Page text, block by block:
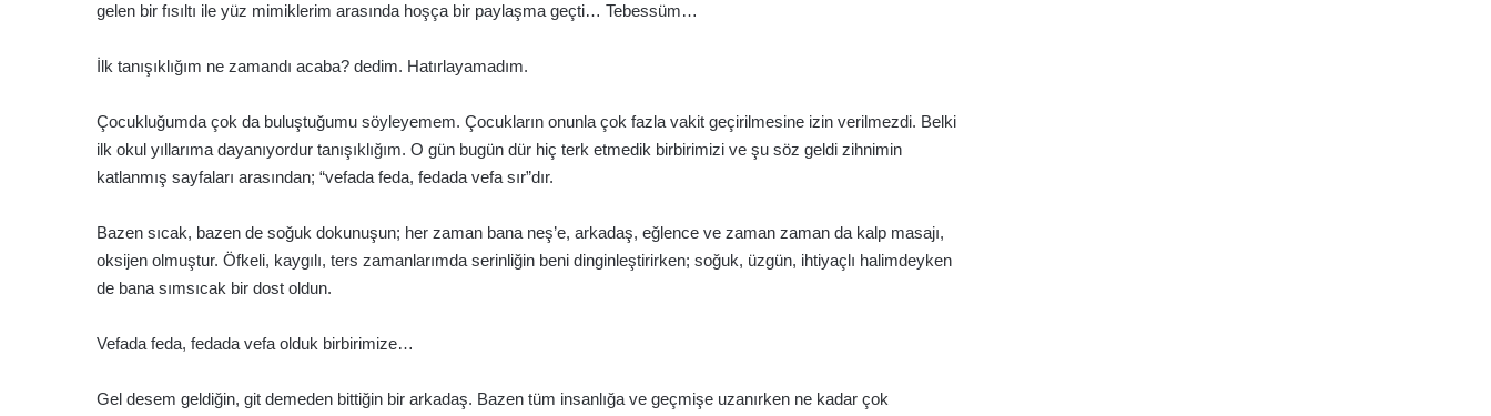
gelen bir fısıltı ile yüz mimiklerim arasında hoşça bir paylaşma geçti… Tebessüm…
İlk tanışıklığım ne zamandı acaba? dedim. Hatırlayamadım.
Çocukluğumda çok da buluştuğumu söyleyemem. Çocukların onunla çok fazla vakit geçirilmesine izin verilmezdi. Belki
ilk okul yıllarıma dayanıyordur tanışıklığım. O gün bugün dür hiç terk etmedik birbirimizi ve şu söz geldi zihnimin
katlanmış sayfaları arasından; “vefada feda, fedada vefa sır”dır.
Bazen sıcak, bazen de soğuk dokunuşun; her zaman bana neş’e, arkadaş, eğlence ve zaman zaman da kalp masajı,
oksijen olmuştur. Öfkeli, kaygılı, ters zamanlarımda serinliğin beni dinginleştirirken; soğuk, üzgün, ihtiyaçlı halimdeyken
de bana sımsıcak bir dost oldun.
Vefada feda, fedada vefa olduk birbirimize…
Gel desem geldiğin, git demeden bittiğin bir arkadaş. Bazen tüm insanlığa ve geçmişe uzanırken ne kadar çok